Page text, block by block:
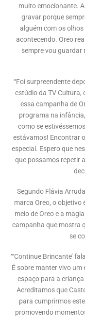
muito emocionante.
gravar porque
alguém com os
acontecendo. Oreo
sempre vou guardar
“Foi surpreendente
estúdio da TV Cultura,
essa campanha de
programa na
como se
estávamos! Encontrar
especial. Espero que
que possamos repetir
Segundo Flávia
marca Oreo, o objetivo
meio de Oreo e a
campanha que mostra
se
“‘Continue Brincante’
É sobre manter vivo
espaço para a
Acreditamos que
para cumprirmos
promovendo